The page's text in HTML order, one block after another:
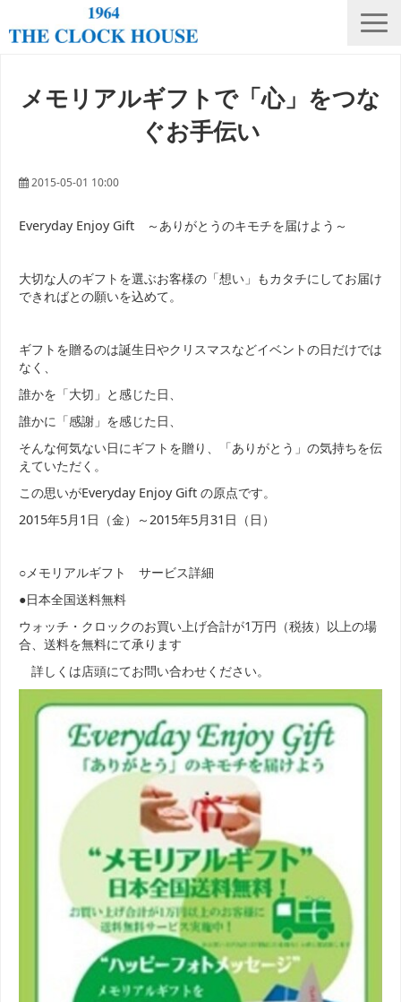
THE CLOCK HOUSE オリジナルウォッチ
ランキング
オンラインストア
メモリアルギフトで「心」をつな
ぐお手伝い
2015-05-01 10:00
Everyday Enjoy Gift ～ありがとうのキモチを届けよう～
大切な人のギフトを選ぶお客様の「想い」もカタチにしてお届け
できればとの願いを込めて。
ギフトを贈るのは誕生日やクリスマスなどイベントの日だけでは
なく、
誰かを「大切」と感じた日、
誰かに「感謝」を感じた日、
そんな何気ない日にギフトを贈り、「ありがとう」の気持ちを伝
えていただく。
この思いがEveryday Enjoy Gift の原点です。
2015年5月1日（金）～2015年5月31日（日）
○メモリアルギフト サービス詳細
●日本全国送料無料
ウォッチ・クロックのお買い上げ合計が1万円（税抜）以上の場
合、送料を無料にて承ります
詳しくは店頭にてお問い合わせください。